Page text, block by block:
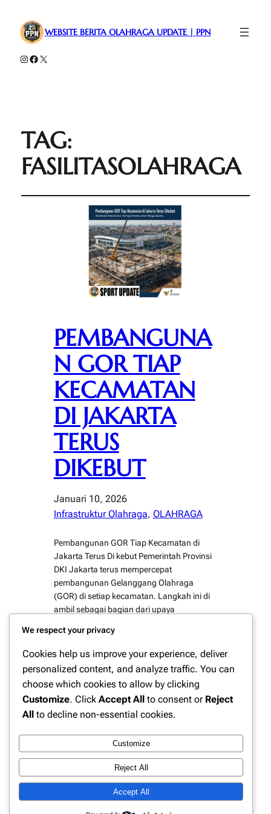
WEBSITE BERITA OLAHRAGA UPDATE | PPN
Instagram
Facebook
X
TAG:
FASILITASOLAHRAGA
PEMBANGUNA
N GOR TIAP
KECAMATAN
DI JAKARTA
TERUS
DIKEBUT
Januari 10, 2026
Infrastruktur Olahraga, OLAHRAGA
Pembangunan GOR Tiap Kecamatan di
Jakarta Terus Di kebut Pemerintah Provinsi
DKI Jakarta terus mempercepat
pembangunan Gelanggang Olahraga
(GOR) di setiap kecamatan. Langkah ini di
ambil sebagai bagian dari upaya
peningkatan kualitas hidup masyarakat.
Dengan ketersediaan sarana olahraga yang
memadai, di harapkan aktivitas fisik warga
dapat meningkat secara signifikan.
Program pembangunan…
Instagram
Facebook
X
Website Berita Olahraga Update | PPN
We respect your privacy
Cookies help us improve your experience, deliver
personalized content, and analyze traffic. You can
choose which cookies to allow by clicking
Customize. Click Accept All to consent or Reject
All to decline non-essential cookies.
Customize
Reject All
Accept All